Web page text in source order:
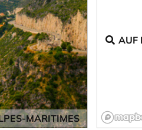
MARITIMES
AUF